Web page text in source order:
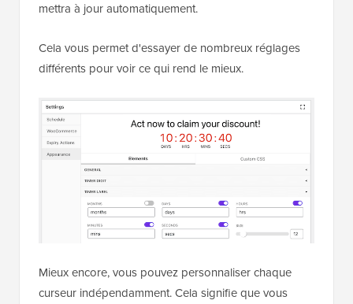
mettra à jour automatiquement.
Cela vous permet d'essayer de nombreux réglages
différents pour voir ce qui rend le mieux.
Mieux encore, vous pouvez personnaliser chaque
curseur indépendamment. Cela signifie que vous